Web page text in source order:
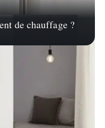
de chauffage ?